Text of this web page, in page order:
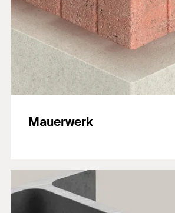
Mauerwerk